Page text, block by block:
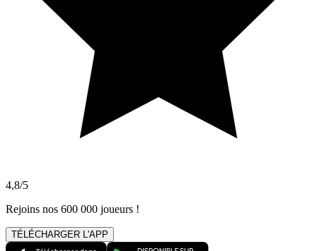
4,8/5
Rejoins nos 600 000 joueurs !
TÉLÉCHARGER L'APP